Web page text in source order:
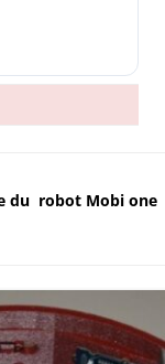
du robot Mobi one